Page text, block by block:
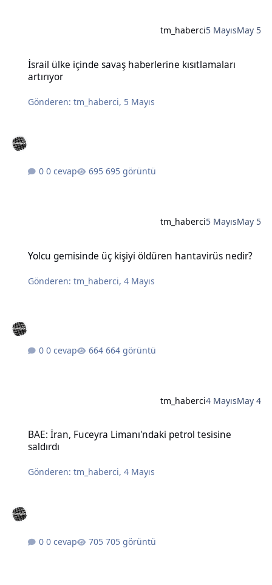
tm_haberci5 MayısMay 5
İsrail ülke içinde savaş haberlerine kısıtlamaları
artırıyor
Gönderen:tm_haberci, 5 Mayıs
0 cevap 695 görüntü
tm_haberci5 MayısMay 5
Yolcu gemisinde üç kişiyi öldüren hantavirüs nedir?
Gönderen:tm_haberci,4 Mayıs
0 cevap 664 görüntü
tm_haberci4 MayısMay 4
BAE: İran, Fuceyra Limanı'ndaki petrol tesisine
saldırdı
Gönderen:tm_haberci,4 Mayıs
0 cevap 705 görüntü